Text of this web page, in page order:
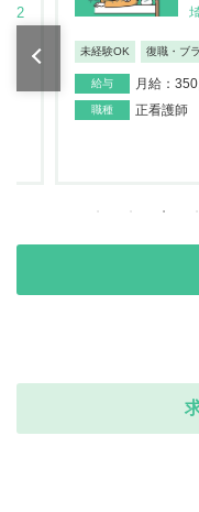
22
未経験OK 復職・ブ
給与 月給：
職種 正看護師